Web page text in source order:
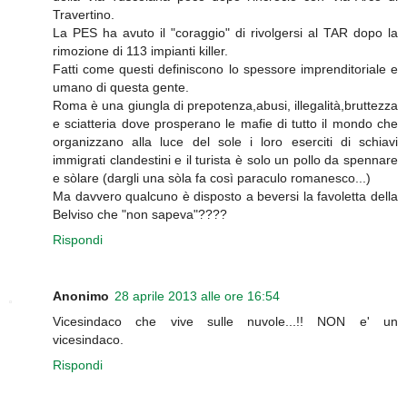
Travertino.
La PES ha avuto il "coraggio" di rivolgersi al TAR dopo la
rimozione di 113 impianti killer.
Fatti come questi definiscono lo spessore imprenditoriale e
umano di questa gente.
Roma è una giungla di prepotenza,abusi, illegalità,bruttezza
e sciatteria dove prosperano le mafie di tutto il mondo che
organizzano alla luce del sole i loro eserciti di schiavi
immigrati clandestini e il turista è solo un pollo da spennare
e sòlare (dargli una sòla fa così paraculo romanesco...)
Ma davvero qualcuno è disposto a beversi la favoletta della
Belviso che "non sapeva"????
Rispondi
Anonimo 28 aprile 2013 alle ore 16:54
Vicesindaco che vive sulle nuvole...!! NON e' un
vicesindaco.
Rispondi